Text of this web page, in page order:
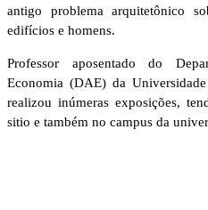
antigo problema arquitetônico
edifícios e homens.
Professor aposentado do
Economia (DAE) da
realizou inúmeras exposições,
sitio e também no campus da